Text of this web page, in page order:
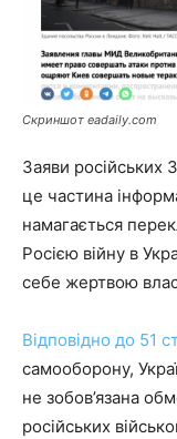
Cкриншот eadaily.com
Заяви російських
це частина
намагається
Росією війну в
себе жертвою
Відповідно до 51
самооборону,
не зобов’язана
російських